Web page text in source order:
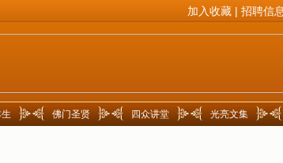
加入收藏 | 招聘信息
佛门圣贤 四众讲堂 光亮文集